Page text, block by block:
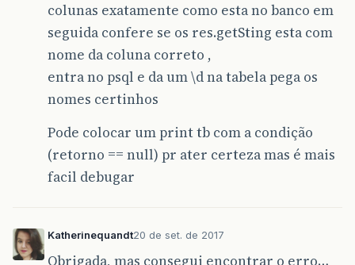
colunas exatamente como esta no banco em
seguida confere se os res.getSting esta com
nome da coluna correto ,
entra no psql e da um \d na tabela pega os
nomes certinhos
Pode colocar um print tb com a condição
(retorno == null) pr ater certeza mas é mais
facil debugar
Katherinequandt20 de set. de 2017